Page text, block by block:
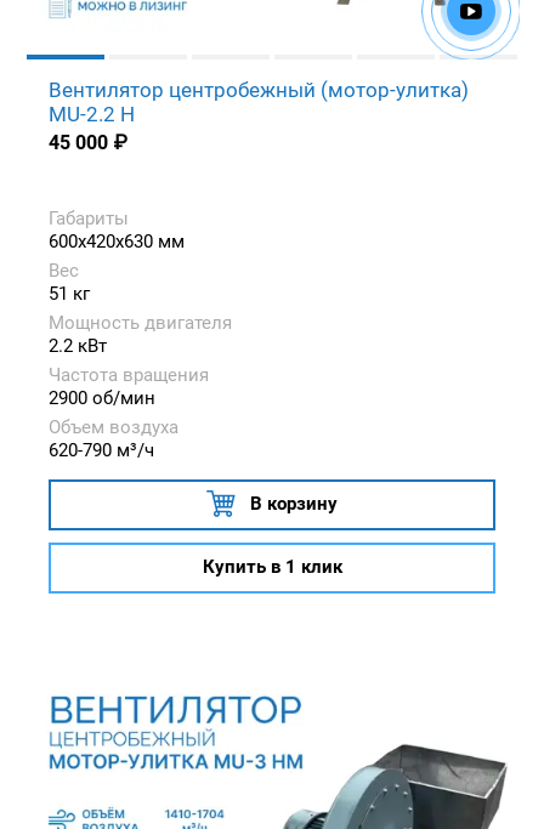
Вентилятор центробежный (мотор-улитка)
MU-2.2 H
45 000 ₽
Габариты
600x420x630 мм
Вес
51 кг
Мощность двигателя
2.2 кВт
Частота вращения
2900 об/мин
Объем воздуха
620-790 м³/ч
В корзину
Купить в 1 клик